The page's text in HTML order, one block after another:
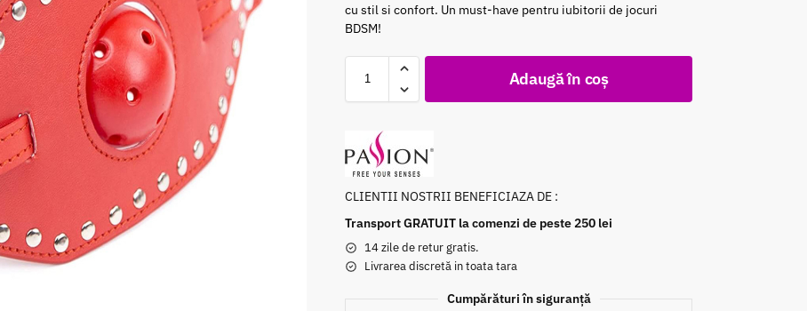
cu stil si confort. Un must-have pentru iubitorii de jocuri
BDSM!
Adaugă în coș
CLIENTII NOSTRII BENEFICIAZA DE :
Transport GRATUIT la comenzi de peste 250 lei
14 zile de retur gratis.
Livrarea discretă in toata tara
Cumpărături în siguranță